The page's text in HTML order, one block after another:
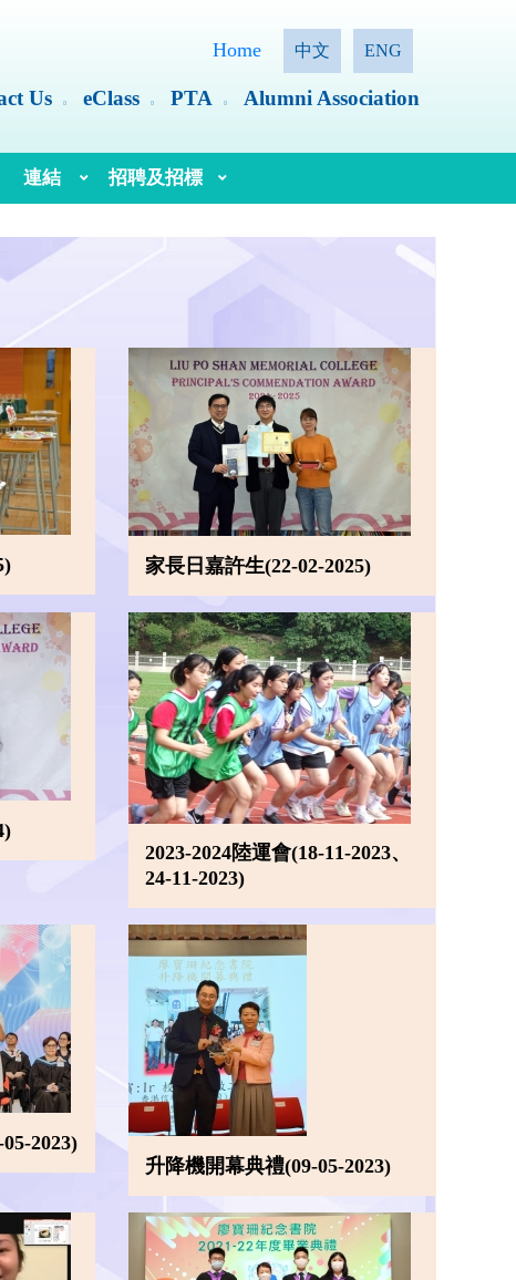
Home 中文 ENG
Us eClass PTA Alumni Association
連結 招聘及招標
家長日嘉許生(22-02-2025)
2023-2024陸運會(18-11-2023、
24-11-2023)
2023)
升降機開幕典禮(09-05-2023)